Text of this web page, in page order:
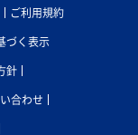
ご利用規約
づく表示
針
合わせ